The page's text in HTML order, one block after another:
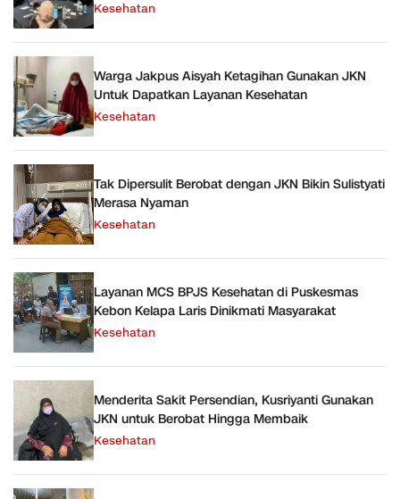
Kesehatan
Warga Jakpus Aisyah Ketagihan Gunakan JKN
Untuk Dapatkan Layanan Kesehatan
Kesehatan
Tak Dipersulit Berobat dengan JKN Bikin Sulistyati
Merasa Nyaman
Kesehatan
Layanan MCS BPJS Kesehatan di Puskesmas
Kebon Kelapa Laris Dinikmati Masyarakat
Kesehatan
Menderita Sakit Persendian, Kusriyanti Gunakan
JKN untuk Berobat Hingga Membaik
Kesehatan